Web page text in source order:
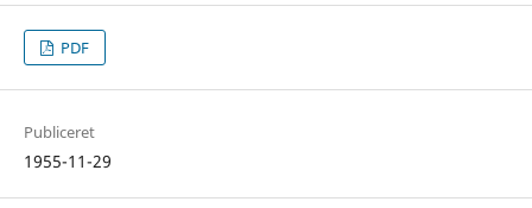
PDF
Publiceret
1955-11-29